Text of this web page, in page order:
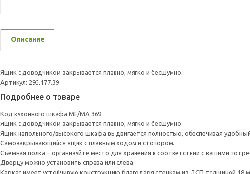
Описание
Ящик с доводчиком закрывается плавно, мягко и бесшумно.
Артикул: 293.177.39
Подробнее о товаре
Код кухонного шкафа ME/MA 369
Ящик с доводчиком закрывается плавно, мягко и бесшумно.
Ящик напольного/высокого шкафа выдвигается полностью, обеспечивая
Cамозакрывающийся ящик с плавным ходом и стопором.
Съемная полка – организуйте место для хранения в соответствии с вашими
Дверцу можно установить справа или слева.
Каркас имеет устойчивую конструкцию благодаря стенкам из ДСП толщиной 18